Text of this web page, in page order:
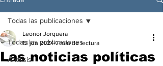
Todas las publicaciones
Análisis
Todas las publicaciones
Las noticias políticas
Leonor Jorquera
13 jun 2024 7 min de lectura